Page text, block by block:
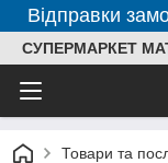
Відправки
СУПЕРМАРКЕТ
Товари та